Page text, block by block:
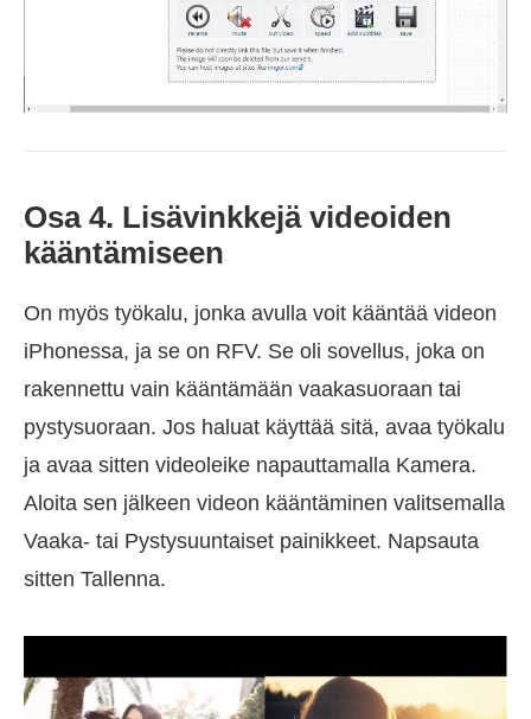
Osa 4. Lisävinkkejä videoiden
kääntämiseen
On myös työkalu, jonka avulla voit kääntää videon
iPhonessa, ja se on RFV. Se oli sovellus, joka on
rakennettu vain kääntämään vaakasuoraan tai
pystysuoraan. Jos haluat käyttää sitä, avaa työkalu
ja avaa sitten videoleike napauttamalla Kamera.
Aloita sen jälkeen videon kääntäminen valitsemalla
Vaaka- tai Pystysuuntaiset painikkeet. Napsauta
sitten Tallenna.